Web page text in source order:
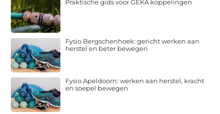
Praktische gids voor GEKA koppelingen
Fysio Bergschenhoek: gericht werken aan
herstel en beter bewegen
Fysio Apeldoorn: werken aan herstel, kracht
en soepel bewegen